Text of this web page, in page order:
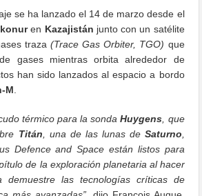
se ha lanzado el 14 de marzo desde el
en Kazajistán junto con un satélite
traza(Trace Gas Orbiter, TGO) que
gases mientras orbita alrededor de
han sido lanzados al espacio a bordo
M
térmico para la sondaHuygens , que
Titán , una de las lunas de Saturno
Defence and Space están listos para
de la exploración planetaria al hacer
demuestre las tecnologías críticas de